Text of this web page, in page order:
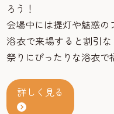
ろう！
会場中には提灯や魅惑の
浴衣で来場すると割引
祭りにぴったりな浴衣で
詳しく見る